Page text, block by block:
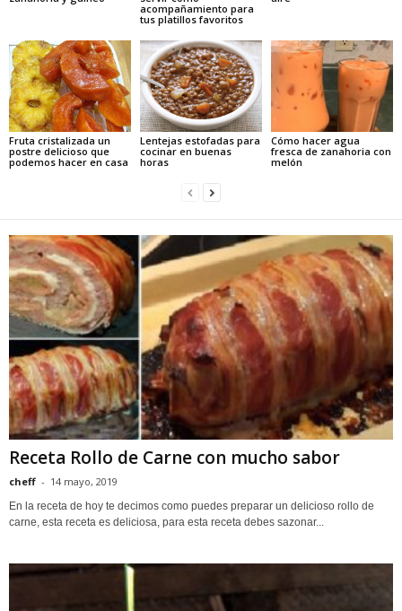
acompañamiento para
tus platillos favoritos
Fruta cristalizada un
postre delicioso que
podemos hacer en casa
Lentejas estofadas para
cocinar en buenas
horas
Cómo hacer agua
fresca de zanahoria con
melón
Receta Rollo de Carne con mucho sabor
cheff - 14 mayo, 2019
En la receta de hoy te decimos como puedes preparar un delicioso rollo de
carne, esta receta es deliciosa, para esta receta debes sazonar...